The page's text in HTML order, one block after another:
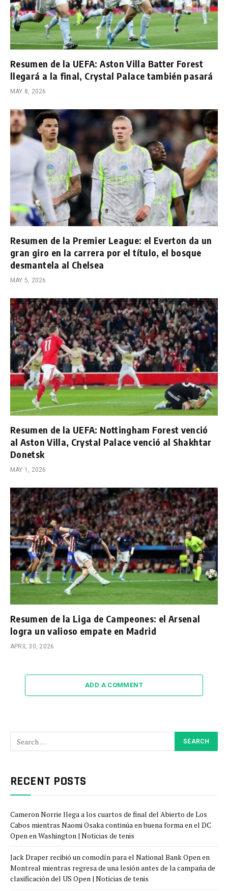
Resumen de la UEFA: Aston Villa Batter Forest
llegará a la final, Crystal Palace también pasará
MAY 8, 2026
Resumen de la Premier League: el Everton da un
gran giro en la carrera por el título, el bosque
desmantela al Chelsea
MAY 5, 2026
Resumen de la UEFA: Nottingham Forest venció
al Aston Villa, Crystal Palace venció al Shakhtar
Donetsk
MAY 1, 2026
Resumen de la Liga de Campeones: el Arsenal
logra un valioso empate en Madrid
APRIL 30, 2026
ADD A COMMENT
RECENT POSTS
Cameron Norrie llega a los cuartos de final del Abierto de Los
Cabos mientras Naomi Osaka continúa en buena forma en el DC
Open en Washington | Noticias de tenis
Jack Draper recibió un comodín para el National Bank Open en
Montreal mientras regresa de una lesión antes de la campaña de
clasificación del US Open | Noticias de tenis